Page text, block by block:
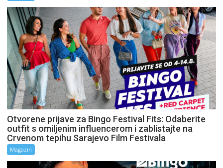
Otvorene prijave za Bingo Festival Fits: Odaberite
outfit s omiljenim influencerom i zablistajte na
Crvenom tepihu Sarajevo Film Festivala
Magazin